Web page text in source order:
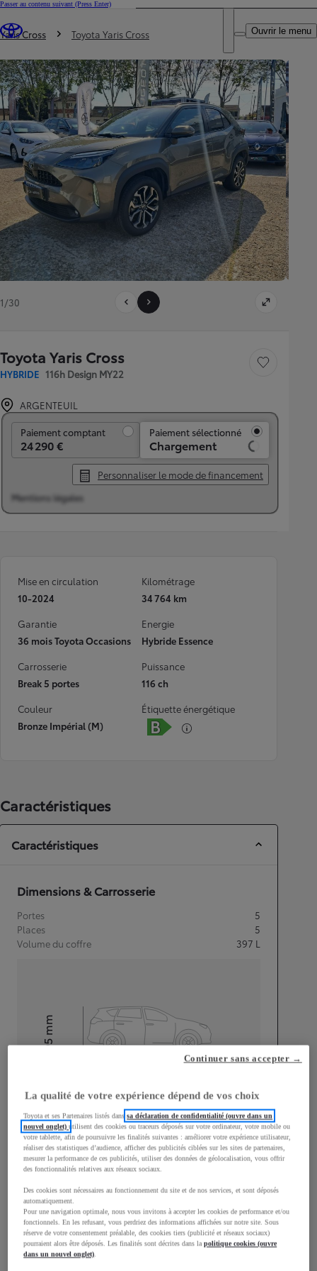
Passer au contenu suivant (Press Enter)
Trouvez un partenaire Toyota
DEALER NAME
Ouvrir le menu
Vous êtes ici
Yaris Cross Toyota Yaris Cross
1/30
Toyota Yaris Cross
HYBRIDE 116h Design MY22
Sauvegarder le
ARGENTEUIL
Paiement comptant
24 290 €
Paiement sélectionné
Chargement
Personnaliser le mode de financement
Mentions légales
Mise en circulation
10-2024
Kilométrage
34 764 km
Garantie
36 mois Toyota Occasions
Energie
Hybride Essence
Carrosserie
Break 5 portes
Puissance
116 ch
Couleur
Bronze Impérial (M)
Étiquette énergétique
Caractéristiques
Caractéristiques
Dimensions & Carrosserie
Portes
5
Places
5
Volume du coffre
397 L
4 180 mm
Hauteur
1 595
mm
1 765 mm
Consommation mixte
La qualité de votre expérience dépend de vos choix
Toyota et ses Partenaires listés danssa déclaration de confidentialité (ouvre dans un
nouvel onglet)utilisent des cookies ou traceurs déposés sur votre ordinateur, votre mobile ou
votre tablette, afin de poursuivre les finalités suivantes : améliorer votre expérience utilisateur,
réaliser des statistiques d’audience, afficher des publicités ciblées sur les sites de partenaires,
mesurer la performance de ces publicités, utiliser des données de géolocalisation, vous offrir
des fonctionnalités relatives aux réseaux sociaux.
Des cookies sont nécessaires au fonctionnement du site et de nos services, et sont déposés
automatiquement.
Pour une navigation optimale, nous vous invitons à accepter les cookies de performance et/ou
fonctionnels. En les refusant, vous perdriez des informations affichées sur notre site. Sous
réserve de votre consentement préalable, des cookies tiers (publicité et réseaux sociaux)
pourraient alors être déposés. Les finalités sont décrites dans lapolitique cookies (ouvre
dans un nouvel onglet).
Continuer sans accepter →